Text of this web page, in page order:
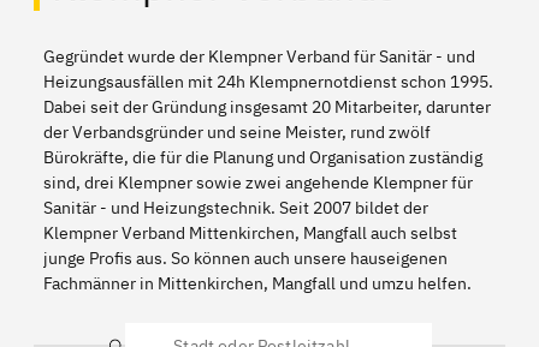
Gegründet wurde der Klempner Verband für Sanitär - und
Heizungsausfällen mit 24h Klempnernotdienst schon 1995.
Dabei seit der Gründung insgesamt 20 Mitarbeiter, darunter
der Verbandsgründer und seine Meister, rund zwölf
Bürokräfte, die für die Planung und Organisation zuständig
sind, drei Klempner sowie zwei angehende Klempner für
Sanitär - und Heizungstechnik. Seit 2007 bildet der
Klempner Verband Mittenkirchen, Mangfall auch selbst
junge Profis aus. So können auch unsere hauseigenen
Fachmänner in Mittenkirchen, Mangfall und umzu helfen.